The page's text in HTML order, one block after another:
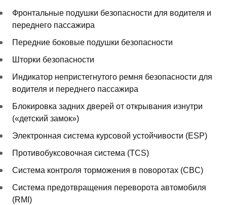
Фронтальные подушки безопасности для водителя и
переднего пассажира
Передние боковые подушки безопасности
Шторки безопасности
Индикатор непристегнутого ремня безопасности для
водителя и переднего пассажира
Блокировка задних дверей от открывания изнутри
(«детский замок»)
Электронная система курсовой устойчивости (ESP)
Противобуксовочная система (TCS)
Система контроля торможения в поворотах (CBC)
Система предотвращения переворота автомобиля
(RMI)